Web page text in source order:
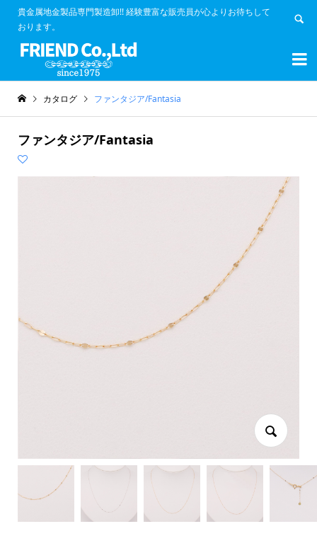
貴金属地金製品専門製造卸!! 経験豊富な販売員が心よりお待ちして
おります。


カタログ ファンタジア/Fantasia
ファンタジア/Fantasia